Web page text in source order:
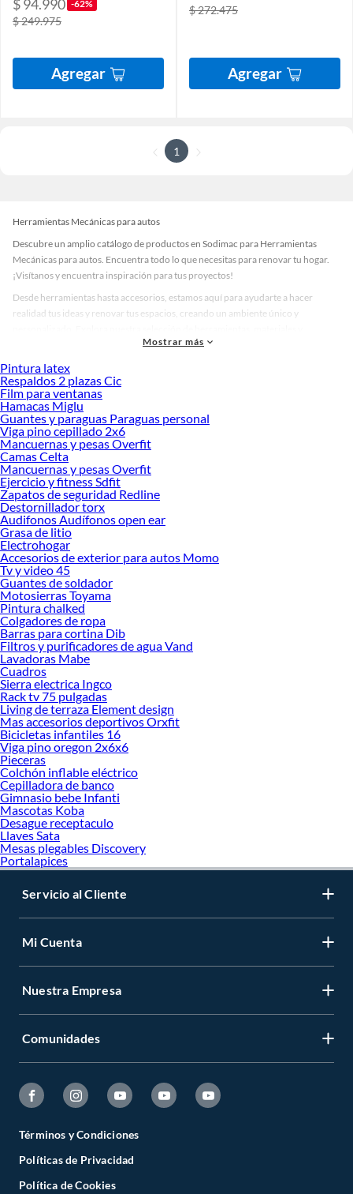
$ 94.990 -62%
$ 249.975
Agregar
$ 272.475
Agregar
1
Herramientas Mecánicas para autos
Descubre un amplio catálogo de productos en Sodimac para Herramientas
Mecánicas para autos. Encuentra todo lo que necesitas para renovar tu hogar.
¡Visítanos y encuentra inspiración para tus proyectos!
Desde herramientas hasta accesorios, estamos aquí para ayudarte a hacer
realidad tus ideas y renovar tus espacios, creando un ambiente único y
accesorios de calidad que te ayudarán a crear un espacio más tú.
Desde remodelaciones hasta proyectos de decoración, estamos aquí para hacer
tus ideas realidad. ¡Visítanos y encuentra todo lo que tenemos para ofrecerte en
Herramientas Mecánicas para autos!
Explora la variedad de productos de Herramientas Mecánicas para
autos en Sodimac
Herramientas, materiales y accesorios de calidad para tus proyectos y
renovación de espacios. ¡Visítanos y descubre todo lo que tenemos para
ofrecerte!
Encuentra una amplia variedad de productos de Herramientas Mecánicas para
autos en Sodimac. Encuentra todo lo necesario para tus proyectos de
renovación y decoración. ¡Visítanos y haz tus ideas realidad!
Mostrar más
Pintura latex
Respaldos 2 plazas Cic
Film para ventanas
Hamacas Miglu
Guantes y paraguas Paraguas personal
Viga pino cepillado 2x6
Mancuernas y pesas Overfit
Camas Celta
Mancuernas y pesas Overfit
Ejercicio y fitness Sdfit
Zapatos de seguridad Redline
Destornillador torx
Audifonos Audífonos open ear
Grasa de litio
Electrohogar
Accesorios de exterior para autos Momo
Tv y video 45
Guantes de soldador
Motosierras Toyama
Pintura chalked
Colgadores de ropa
Barras para cortina Dib
Filtros y purificadores de agua Vand
Lavadoras Mabe
Cuadros
Sierra electrica Ingco
Rack tv 75 pulgadas
Living de terraza Element design
Mas accesorios deportivos Orxfit
Bicicletas infantiles 16
Viga pino oregon 2x6x6
Pieceras
Colchón inflable eléctrico
Cepilladora de banco
Gimnasio bebe Infanti
Mascotas Koba
Desague receptaculo
Llaves Sata
Mesas plegables Discovery
Portalapices
Servicio al Cliente
Mi Cuenta
Nuestra Empresa
Comunidades
Términos y Condiciones
Políticas de Privacidad
Política de Cookies